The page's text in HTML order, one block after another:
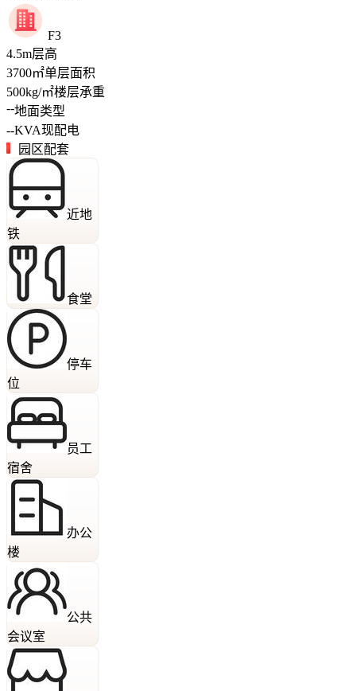
F3
4.5m层高
3700㎡单层面积
500kg/㎡楼层承重
--地面类型
--KVA现配电
园区配套
近地
铁
食堂
停车
位
员工
宿舍
办公
楼
公共
会议室